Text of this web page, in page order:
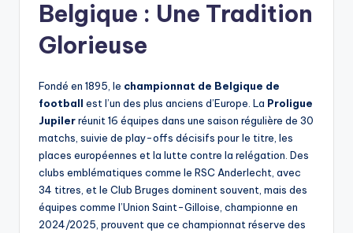
Belgique : Une Tradition
Glorieuse
Fondé en 1895, le championnat de Belgique de
football est l’un des plus anciens d’Europe. La Proligue
Jupilerréunit 16 équipes dans une saison régulière de 30
matchs, suivie de play-offs décisifs pour le titre, les
places européennes et la lutte contre la relégation. Des
clubs emblématiques comme le RSC Anderlecht, avec
34 titres, et le Club Bruges dominent souvent, mais des
équipes comme l’Union Saint-Gilloise, championne en
2024/2025, prouvent que ce championnat réserve des